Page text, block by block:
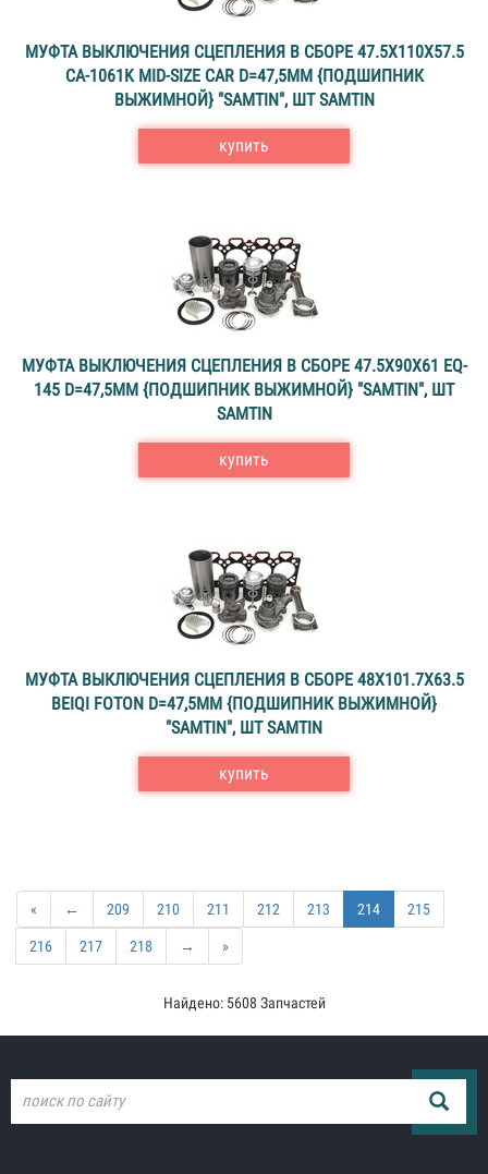
МУФТА ВЫКЛЮЧЕНИЯ СЦЕПЛЕНИЯ В СБОРЕ 47.5X110X57.5
CA-1061K MID-SIZE CAR D=47,5MM {ПОДШИПНИК
ВЫЖИМНОЙ} "SAMTIN", ШТ SAMTIN
купить
МУФТА ВЫКЛЮЧЕНИЯ СЦЕПЛЕНИЯ В СБОРЕ 47.5X90X61 EQ-
145 D=47,5MM {ПОДШИПНИК ВЫЖИМНОЙ} "SAMTIN", ШТ
SAMTIN
купить
МУФТА ВЫКЛЮЧЕНИЯ СЦЕПЛЕНИЯ В СБОРЕ 48X101.7X63.5
BEIQI FOTON D=47,5MM {ПОДШИПНИК ВЫЖИМНОЙ}
"SAMTIN", ШТ SAMTIN
купить
« ← 209 210 211 212 213 214 215
216 217 218 → »
Найдено: 5608 Запчастей